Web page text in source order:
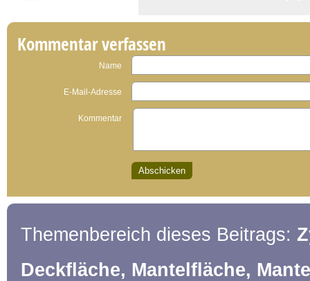
Kommentar verfassen
Name
E-Mail-Adresse
Kommentar
Themenbereich dieses Beitrags:
Deckfläche, Mantelfläche,